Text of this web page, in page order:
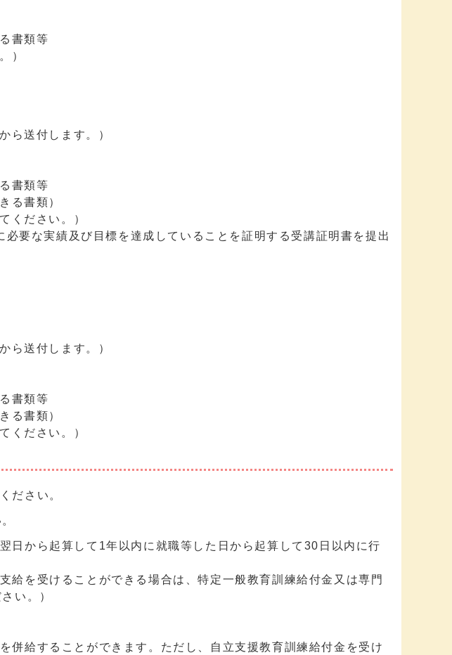
書類等
）
ら送付します。）
書類等
る書類）
ださい。）
要な実績及び目標を達成していることを証明する受講証明書を提出
ら送付します。）
書類等
る書類）
ださい。）
ださい。
日から起算して1年以内に就職等した日から起算して30日以内に行
給を受けることができる場合は、特定一般教育訓練給付金又は専門
い。）
併給することができます。ただし、自立支援教育訓練給付金を受け